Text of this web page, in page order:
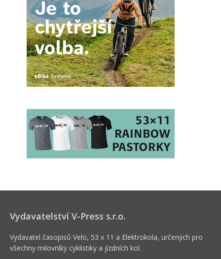
Vydavatelství V-Press s.r.o.
Vydavatel časopisů Velo, 53 x 11 a Elektrokola, určených pro
všechny milovníky cyklistiky a jízdních kol.